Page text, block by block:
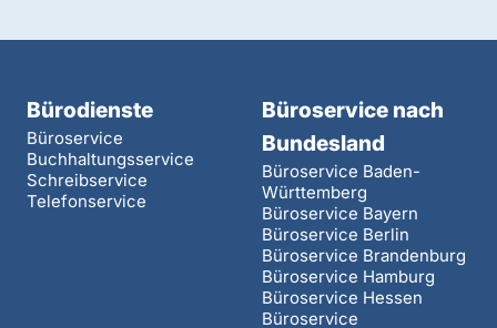
Bürodienste
Büroservice
Buchhaltungsservice
Schreibservice
Telefonservice
Büroservice nach
Bundesland
Büroservice Baden-
Württemberg
Büroservice Bayern
Büroservice Berlin
Büroservice Brandenburg
Büroservice Hamburg
Büroservice Hessen
Büroservice